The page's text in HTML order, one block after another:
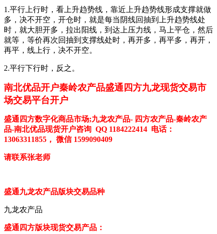
1.平行上行时，看上升趋势线，靠近上升趋势线形成支撑就做
多，决不开空，开仓时，就是每当阴线回抽到上升趋势线处
时，就大胆开多，拉出阳线，到达上压力线，马上平仓，然后
就等，等价再次回抽到支撑线处时，再开多，再平多，再开，
再平，线上行，决不开空。
2.平行下行时，反之。
南北优品开户秦岭农产品盛通四方九龙现货交易市
场交易平台开户
盛通四方数字化商品市场;九龙农产品- 四方农产品-秦岭农产
品-南北优品现货开户咨询 QQ 1184222414 电话：
13063311855， 微信 1599090409
请联系张老师
盛通九龙农产品版块交易品种
九龙农产品
盛通四方版块现货交易产品：